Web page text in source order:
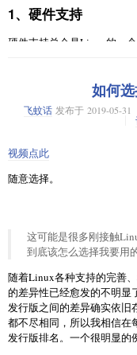
为什么说也？
IBM收购RedHat、Steam开
所以，开源到底好在哪儿了
首先，要明白一个问题：
着开源就是免费。它有很多
持、软硬件一体化…开源不
序的优化中。付出同样的
可以直接看到源码。一款闭
道得知它的安全性。而开源
传代码内植入了监视代码，
CNZZ代码段的作用，但多
1、硬件支持
硬件支持总会是Linux的一
几个月才能获得相应的支
电脑上，那么它通常是不
几个月之后再安装Linux，
2、太多的选择
Windows只有Windows，而
成千上万的方案对于新用
的地狱。
这便会导致一种情况：用户
试过一些之后：好了，我有
因为Windows很棒、我很熟
有很多东西要学，有很多东
义是一个选择上的难题，自
性难题。
如何
飞蚊话 发布于 2019-05-31
视频点此
随意选择。
这可能是很多刚接触
到底该怎么选择我要用
随着Linux各种支持的完善
的差异性已经愈发的不明显
发行版之间的差异确实依旧
都不尽相同，所以我相信
发行版排名。一个很明显的